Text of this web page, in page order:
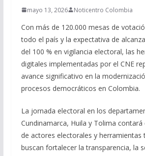
mayo 13, 2026 Noticentro Colombia
Con más de 120.000 mesas de
todo el país y la expectativa de
del 100 % en vigilancia electoral, las
digitales implementadas por el CNE
avance significativo en la
procesos democráticos en Colombia.
La jornada electoral en los
Cundinamarca, Huila y Tolima contará
de actores electorales y herramientas
buscan fortalecer la transparencia, la